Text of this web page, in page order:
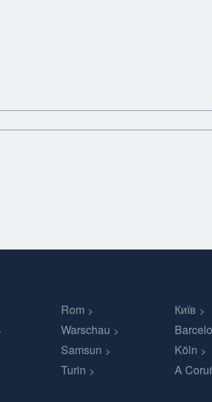
Rom
Київ
Warschau
Samsun
Köln
Turin A